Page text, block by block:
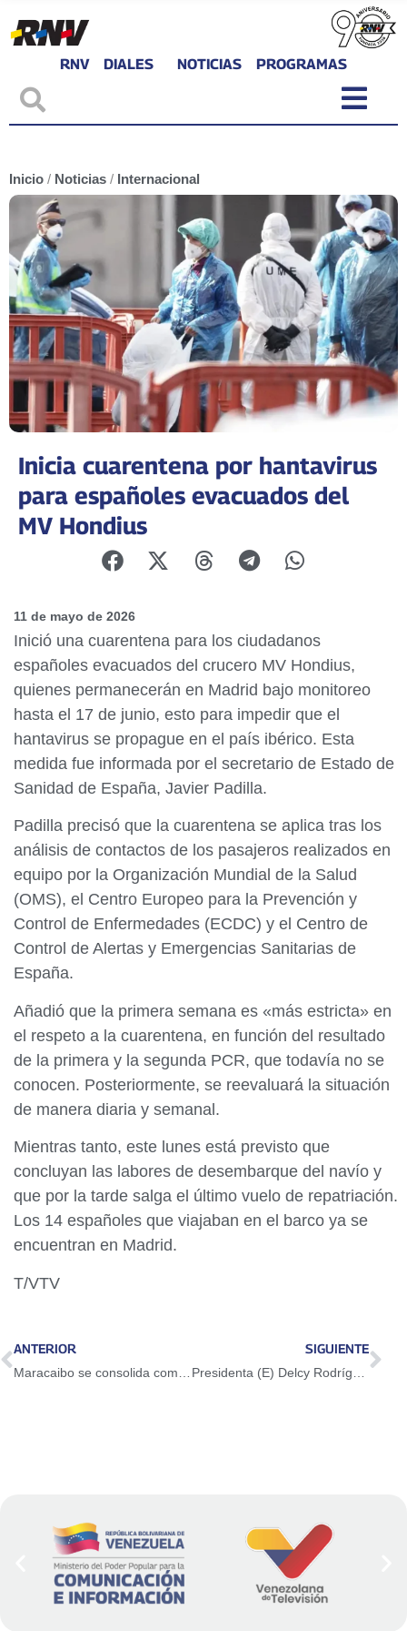
RNV DIALES NOTICIAS PROGRAMAS
Inicio / Noticias / Internacional
Inicia cuarentena por hantavirus
para españoles evacuados del
MV Hondius
11 de mayo de 2026
Inició una cuarentena para los ciudadanos
españoles evacuados del crucero MV Hondius,
quienes permanecerán en Madrid bajo monitoreo
hasta el 17 de junio, esto para impedir que el
hantavirus se propague en el país ibérico. Esta
medida fue informada por el secretario de Estado de
Sanidad de España, Javier Padilla.
Padilla precisó que la cuarentena se aplica tras los
análisis de contactos de los pasajeros realizados en
equipo por la Organización Mundial de la Salud
(OMS), el Centro Europeo para la Prevención y
Control de Enfermedades (ECDC) y el Centro de
Control de Alertas y Emergencias Sanitarias de
España.
Añadió que la primera semana es «más estricta» en
el respeto a la cuarentena, en función del resultado
de la primera y la segunda PCR, que todavía no se
conocen. Posteriormente, se reevaluará la situación
de manera diaria y semanal.
Mientras tanto, este lunes está previsto que
concluyan las labores de desembarque del navío y
que por la tarde salga el último vuelo de repatriación.
Los 14 españoles que viajaban en el barco ya se
encuentran en Madrid.
T/VTV
ANTERIOR SIGUIENTE